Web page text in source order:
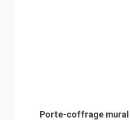
Porte-coffrage mural